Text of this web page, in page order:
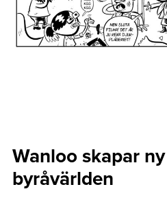
Wanloo skapar
byråvärlden